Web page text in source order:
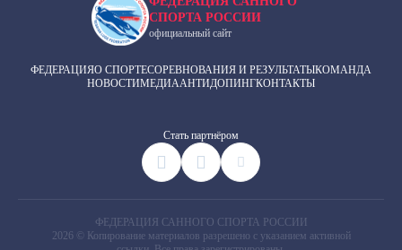
СПОРТА РОССИИ
официальный сайт
ФЕДЕРАЦИЯО СПОРТЕСОРЕВНОВАНИЯ И РЕЗУЛЬТАТЫКОМАНДА
НОВОСТИМЕДИААНТИДОПИНГКОНТАКТЫ
Cтать партнёром
ФЕДЕРАЦИЯ САННОГО СПОРТА РОССИИ
2026 © Копирование материалов разрешено с указанием активной